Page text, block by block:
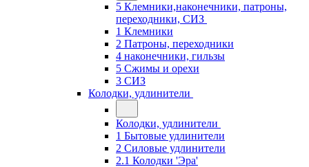
5 Клемники,наконечники, патроны,
переходники, СИЗ
1 Клемники
2 Патроны, переходники
4 наконечники, гильзы
5 Сжимы и орехи
3 СИЗ
Колодки, удлинители
Колодки, удлинители
1 Бытовые удлинители
2 Силовые удлинители
2.1 Колодки 'Эра'